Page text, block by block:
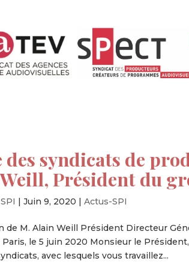
syndicats de
Président du
|Juin 9, 2020 |Actus-SPI
de M. Alain Weill Président Directeur
Paris, le 5 juin 2020 Monsieur le
avec lesquels vous travaillez...